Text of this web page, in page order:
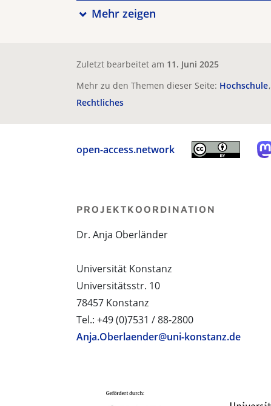
Mehr zeigen
Zuletzt bearbeitet am 11. Juni 2025
Mehr zu den Themen dieser Seite: Hochschule
Rechtliches
open-access.network
PROJEKTKOORDINATION
Dr. Anja Oberländer
Universität Konstanz
Universitätsstr. 10
78457 Konstanz
Tel.: +49 (0)7531 / 88-2800
Anja.Oberlaender@uni-konstanz.de